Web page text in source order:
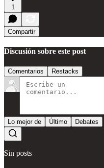
1
Compartir
Discusión sobre este post
Comentarios Restacks
Lo mejor de Último Debates
Sin posts